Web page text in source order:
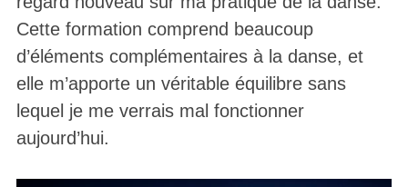
Cette formation comprend beaucoup
d’éléments complémentaires à la danse, et
elle m’apporte un véritable équilibre sans
lequel je me verrais mal fonctionner
aujourd’hui.